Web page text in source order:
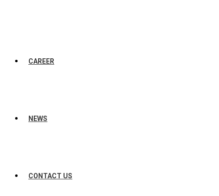
CAREER
NEWS
CONTACT US